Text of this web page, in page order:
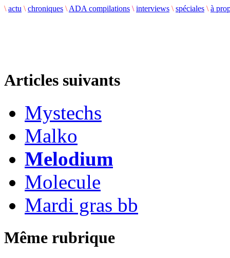
\ actu \ chroniques \ ADA compilations \ interviews \ spéciales \ à
Articles suivants
Mystechs
Malko
Melodium
Molecule
Mardi gras bb
Même rubrique